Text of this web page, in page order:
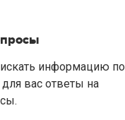
информацию по
вас ответы на